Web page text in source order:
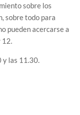
sobre los
sobre todo para
pueden acercarse a
12.
y las 11.30.